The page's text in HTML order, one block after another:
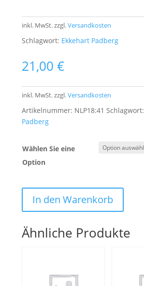
inkl. MwSt.zzgl.Versandkosten
Schlagwort: Ekkehart Padberg
21,00 €
inkl. MwSt.zzgl.Versandkosten
Artikelnummer: NLP18:41 Schlagwort:
Padberg
Wählen Sie eine
Option
In den Warenkorb
Ähnliche Produkte